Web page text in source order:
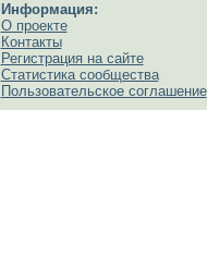
Информация:
О проекте
Контакты
Регистрация на сайте
Статистика сообщества
Пользовательское соглашение